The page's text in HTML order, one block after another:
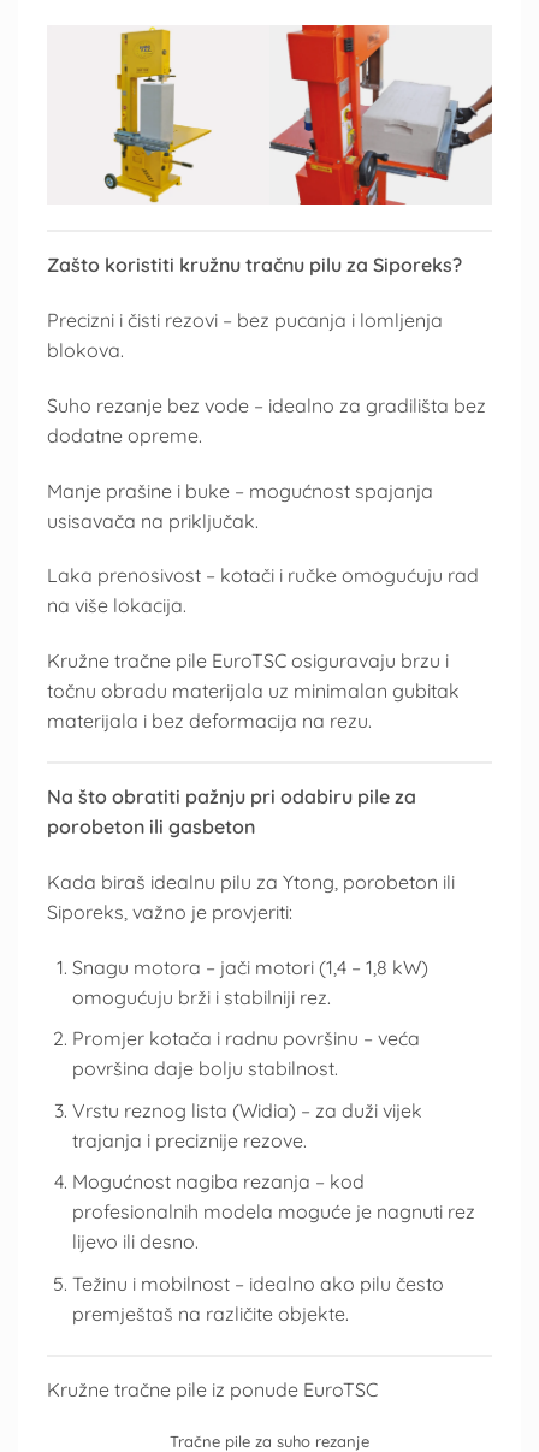
Zašto koristiti kružnu tračnu pilu za Siporeks?
Precizni i čisti rezovi – bez pucanja i lomljenja
blokova.
Suho rezanje bez vode – idealno za gradilišta bez
dodatne opreme.
Manje prašine i buke – mogućnost spajanja
usisavača na priključak.
Laka prenosivost – kotači i ručke omogućuju rad
na više lokacija.
Kružne tračne pile EuroTSC osiguravaju brzu i
točnu obradu materijala uz minimalan gubitak
materijala i bez deformacija na rezu.
Na što obratiti pažnju pri odabiru pile za
porobeton ili gasbeton
Kada biraš idealnu pilu za Ytong, porobeton ili
Siporeks, važno je provjeriti:
Snagu motora – jači motori (1,4 – 1,8 kW)
omogućuju brži i stabilniji rez.
Promjer kotača i radnu površinu – veća
površina daje bolju stabilnost.
Vrstu reznog lista (Widia) – za duži vijek
trajanja i preciznije rezove.
Mogućnost nagiba rezanja – kod
profesionalnih modela moguće je nagnuti rez
lijevo ili desno.
Težinu i mobilnost – idealno ako pilu često
premještaš na različite objekte.
Kružne tračne pile iz ponude EuroTSC
Tračne pile za suho rezanje